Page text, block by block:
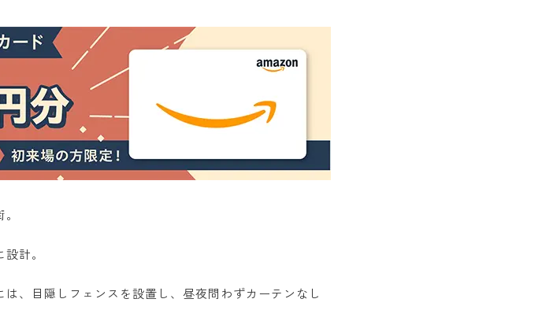
計。
、目隠しフェンスを設置し、昼夜問わずカーテンなし